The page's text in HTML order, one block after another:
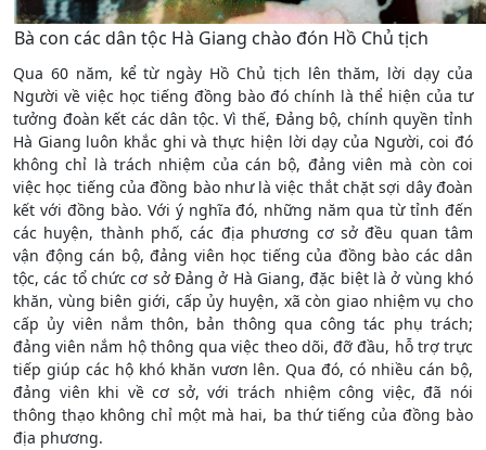
Bà con các dân tộc Hà Giang chào đón Hồ Chủ tịch
Qua 60 năm, kể từ ngày Hồ Chủ tịch lên thăm, lời dạy của
Người về việc học tiếng đồng bào đó chính là thể hiện của tư
tưởng đoàn kết các dân tộc. Vì thế, Đảng bộ, chính quyền tỉnh
Hà Giang luôn khắc ghi và thực hiện lời dạy của Người, coi đó
không chỉ là trách nhiệm của cán bộ, đảng viên mà còn coi
việc học tiếng của đồng bào như là việc thắt chặt sợi dây đoàn
kết với đồng bào. Với ý nghĩa đó, những năm qua từ tỉnh đến
các huyện, thành phố, các địa phương cơ sở đều quan tâm
vận động cán bộ, đảng viên học tiếng của đồng bào các dân
tộc, các tổ chức cơ sở Đảng ở Hà Giang, đặc biệt là ở vùng khó
khăn, vùng biên giới, cấp ủy huyện, xã còn giao nhiệm vụ cho
cấp ủy viên nắm thôn, bản thông qua công tác phụ trách;
đảng viên nắm hộ thông qua việc theo dõi, đỡ đầu, hỗ trợ trực
tiếp giúp các hộ khó khăn vươn lên. Qua đó, có nhiều cán bộ,
đảng viên khi về cơ sở, với trách nhiệm công việc, đã nói
thông thạo không chỉ một mà hai, ba thứ tiếng của đồng bào
địa phương.